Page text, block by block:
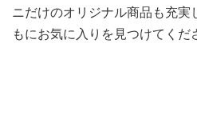
ニだけのオリジナル商品も充実
もにお気に入りを見つけてくだ